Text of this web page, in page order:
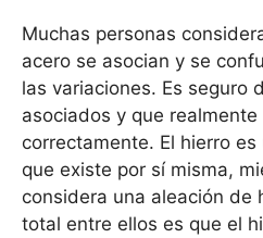
Muchas personas
acero se asocian y se
las variaciones. Es seguro
asociados y que
correctamente. El hierro
que existe por sí misma,
considera una aleación de
total entre ellos es que el